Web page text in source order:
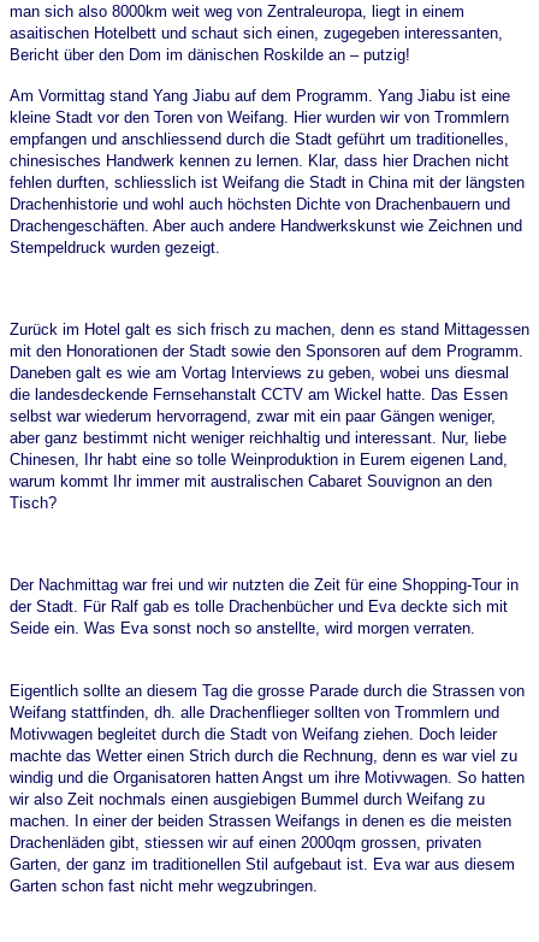
man sich also 8000km weit weg von Zentraleuropa, liegt in einem
asaitischen Hotelbett und schaut sich einen, zugegeben interessanten,
Bericht über den Dom im dänischen Roskilde an – putzig!
Am Vormittag stand Yang Jiabu auf dem Programm. Yang Jiabu ist eine
kleine Stadt vor den Toren von Weifang. Hier wurden wir von Trommlern
empfangen und anschliessend durch die Stadt geführt um traditionelles,
chinesisches Handwerk kennen zu lernen. Klar, dass hier Drachen nicht
fehlen durften, schliesslich ist Weifang die Stadt in China mit der längsten
Drachenhistorie und wohl auch höchsten Dichte von Drachenbauern und
Drachengeschäften. Aber auch andere Handwerkskunst wie Zeichnen und
Stempeldruck wurden gezeigt.
Zurück im Hotel galt es sich frisch zu machen, denn es stand Mittagessen
mit den Honorationen der Stadt sowie den Sponsoren auf dem Programm.
Daneben galt es wie am Vortag Interviews zu geben, wobei uns diesmal
die landesdeckende Fernsehanstalt CCTV am Wickel hatte. Das Essen
selbst war wiederum hervorragend, zwar mit ein paar Gängen weniger,
aber ganz bestimmt nicht weniger reichhaltig und interessant. Nur, liebe
Chinesen, Ihr habt eine so tolle Weinproduktion in Eurem eigenen Land,
warum kommt Ihr immer mit australischen Cabaret Souvignon an den
Tisch?
Der Nachmittag war frei und wir nutzten die Zeit für eine Shopping-Tour in
der Stadt. Für Ralf gab es tolle Drachenbücher und Eva deckte sich mit
Seide ein. Was Eva sonst noch so anstellte, wird morgen verraten.
Eigentlich sollte an diesem Tag die grosse Parade durch die Strassen von
Weifang stattfinden, dh. alle Drachenflieger sollten von Trommlern und
Motivwagen begleitet durch die Stadt von Weifang ziehen. Doch leider
machte das Wetter einen Strich durch die Rechnung, denn es war viel zu
windig und die Organisatoren hatten Angst um ihre Motivwagen. So hatten
wir also Zeit nochmals einen ausgiebigen Bummel durch Weifang zu
machen. In einer der beiden Strassen Weifangs in denen es die meisten
Drachenläden gibt, stiessen wir auf einen 2000qm grossen, privaten
Garten, der ganz im traditionellen Stil aufgebaut ist. Eva war aus diesem
Garten schon fast nicht mehr wegzubringen.